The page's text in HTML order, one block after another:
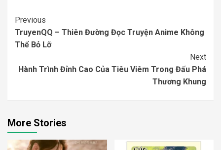
Continue
Reading
Previous
TruyenQQ – Thiên Đường Đọc Truyện Anime Không
Thể Bỏ Lỡ
Next
Hành Trình Đỉnh Cao Của Tiêu Viêm Trong Đấu Phá
Thương Khung
More Stories